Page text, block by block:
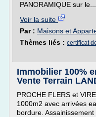
PANORAMIQUE sur le...
Voir la suite
Par : Maisons et
Thèmes liés : certificat
Immobilier 100%
Vente Terrain
PROCHE FLERS et
1000m2 avec arrivées
bordure. Assainissement